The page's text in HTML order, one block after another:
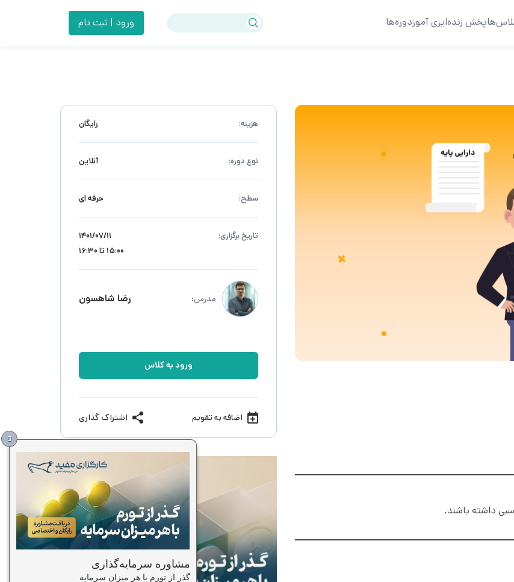
پخش زندهایزی آموزدوره‌ها ورود | ثبت نام
داشته باشند.
هزینه: رایگان
نوع دوره: آنلاین
سطح: حرفه ای
تاریخ برگزاری:
۱۴۰۱/۰۷/۱۱
15:00 تا 16:30
مدرس: رضا شاهسون
ورود به کلاس
اضافه به تقویم اشتراک گذاری